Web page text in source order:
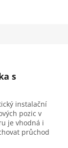
s
instalační
pozic v
je vhodná i
průchod